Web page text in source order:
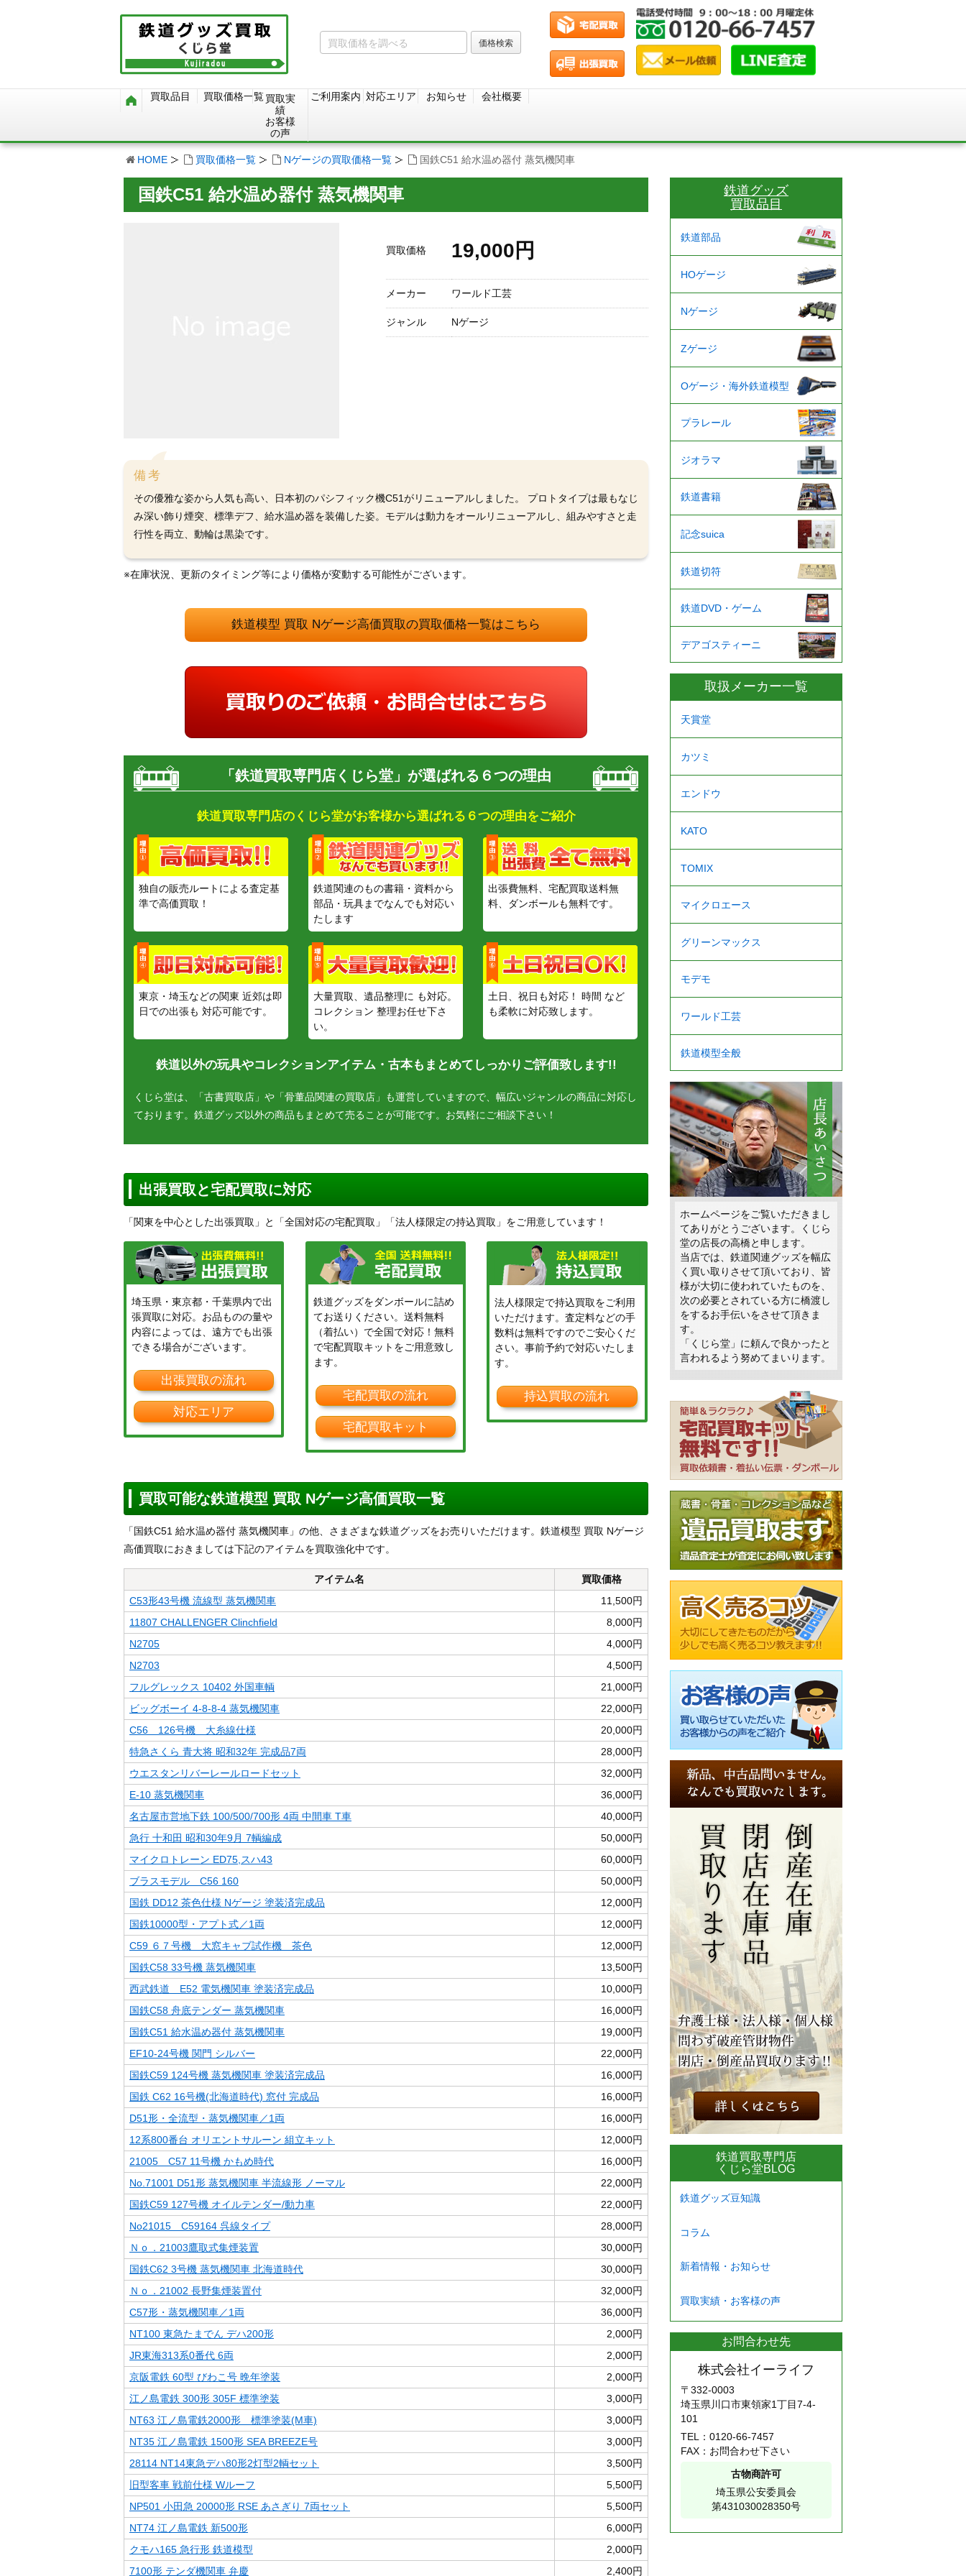
買取品目 買取価格一覧買取実
績
お客様
の声
ご利用案内 対応エリア お知らせ 会社概要
HOME 買取価格一覧 Nゲージの買取価格一覧 国鉄C51 給水温め器付 蒸気機関車
国鉄C51 給水温め器付 蒸気機関車
買取価格 19,000円
メーカー ワールド工芸
ジャンル Nゲージ
備考
その優雅な姿から人気も高い、日本初のパシフィック機C51がリニューアルしました。 プロトタイプは最もなじ
み深い飾り煙突、標準デフ、給水温め器を装備した姿。モデルは動力をオールリニューアルし、組みやすさと走
行性を両立、動輪は黒染です。
※在庫状況、更新のタイミング等により価格が変動する可能性がございます。
鉄道模型 買取 Nゲージ高価買取の買取価格一覧はこちら
「鉄道買取専門店くじら堂」が選ばれる６つの理由
鉄道買取専門店のくじら堂がお客様から選ばれる６つの理由をご紹介
独自の販売ルートによる査定基
準で高価買取！
鉄道関連のもの書籍・資料から
部品・玩具までなんでも対応い
たします
出張費無料、宅配買取送料無
料、ダンボールも無料です。
東京・埼玉などの関東 近郊は即
日での出張も 対応可能です。
大量買取、遺品整理に も対応。
コレクション 整理お任せ下さ
い。
土日、祝日も対応！ 時間 など
も柔軟に対応致します。
鉄道以外の玩具やコレクションアイテム・古本もまとめてしっかりご評価致します!!
くじら堂は、「古書買取店」や「骨董品関連の買取店」も運営していますので、幅広いジャンルの商品に対応し
ております。鉄道グッズ以外の商品もまとめて売ることが可能です。お気軽にご相談下さい！
出張買取と宅配買取に対応
「関東を中心とした出張買取」と「全国対応の宅配買取」「法人様限定の持込買取」をご用意しています！
埼玉県・東京都・千葉県内で出
張買取に対応。お品ものの量や
内容によっては、遠方でも出張
できる場合がございます。
出張買取の流れ
対応エリア
鉄道グッズをダンボールに詰め
てお送りください。送料無料
（着払い）で全国で対応！無料
で宅配買取キットをご用意致し
ます。
宅配買取の流れ
宅配買取キット
法人様限定で持込買取をご利用
いただけます。査定料などの手
数料は無料ですのでご安心くだ
さい。事前予約で対応いたしま
す。
持込買取の流れ
買取可能な鉄道模型 買取 Nゲージ高価買取一覧
「国鉄C51 給水温め器付 蒸気機関車」の他、さまざまな鉄道グッズをお売りいただけます。鉄道模型 買取 Nゲージ
高価買取におきましては下記のアイテムを買取強化中です。
アイテム名
買取価格
C53形43号機 流線型 蒸気機関車
11,500円
11807 CHALLENGER Clinchfield
8,000円
N2705
4,000円
N2703
4,500円
フルグレックス 10402 外国車輌
21,000円
ビッグボーイ 4-8-8-4 蒸気機関車
22,000円
C56 126号機 大糸線仕様
20,000円
特急さくら 青大将 昭和32年 完成品7両
28,000円
ウエスタンリバーレールロードセット
32,000円
E-10 蒸気機関車
36,000円
名古屋市営地下鉄 100/500/700形 4両 中間車 T車
40,000円
急行 十和田 昭和30年9月 7輌編成
50,000円
マイクロトレーン ED75,スハ43
60,000円
ブラスモデル C56 160
50,000円
国鉄 DD12 茶色仕様 Nゲージ 塗装済完成品
12,000円
国鉄10000型・アプト式／1両
12,000円
C59 ６７号機 大窓キャブ試作機 茶色
12,000円
国鉄C58 33号機 蒸気機関車
13,500円
西武鉄道 E52 電気機関車 塗装済完成品
10,000円
国鉄C58 舟底テンダー 蒸気機関車
16,000円
国鉄C51 給水温め器付 蒸気機関車
19,000円
EF10-24号機 関門 シルバー
22,000円
国鉄C59 124号機 蒸気機関車 塗装済完成品
16,000円
国鉄 C62 16号機(北海道時代) 窓付 完成品
16,000円
D51形・全流型・蒸気機関車／1両
16,000円
12系800番台 オリエントサルーン 組立キット
12,000円
21005 C57 11号機 かもめ時代
16,000円
No.71001 D51形 蒸気機関車 半流線形 ノーマル
22,000円
国鉄C59 127号機 オイルテンダー/動力車
22,000円
No21015 C59164 呉線タイプ
28,000円
Ｎｏ．21003鷹取式集煙装置
30,000円
国鉄C62 3号機 蒸気機関車 北海道時代
30,000円
Ｎｏ．21002 長野集煙装置付
32,000円
C57形・蒸気機関車／1両
36,000円
NT100 東急たまでん デハ200形
2,000円
JR東海313系0番代 6両
2,000円
京阪電鉄 60型 びわこ号 晩年塗装
2,000円
江ノ島電鉄 300形 305F 標準塗装
3,000円
NT63 江ノ島電鉄2000形 標準塗装(M車)
3,000円
NT35 江ノ島電鉄 1500形 SEA BREEZE号
3,000円
28114 NT14東急デハ80形2灯型2輌セット
3,500円
旧型客車 戦前仕様 Wルーフ
5,500円
NP501 小田急 20000形 RSE あさぎり 7両セット
5,500円
NT74 江ノ島電鉄 新500形
6,000円
クモハ165 急行形 鉄道模型
2,000円
7100形 テンダ機関車 弁慶
2,400円
鉄道グッズ
買取品目
鉄道部品
HOゲージ
Nゲージ
Zゲージ
Oゲージ・海外鉄道模型
プラレール
ジオラマ
鉄道書籍
記念suica
鉄道切符
鉄道DVD・ゲーム
デアゴスティーニ
取扱メーカー一覧
天賞堂
カツミ
エンドウ
KATO
TOMIX
マイクロエース
グリーンマックス
モデモ
ワールド工芸
鉄道模型全般
ホームページをご覧いただきまし
てありがとうございます。くじら
堂の店長の高橋と申します。
当店では、鉄道関連グッズを幅広
く買い取りさせて頂いており、皆
様が大切に使われていたものを、
次の必要とされている方に橋渡し
をするお手伝いをさせて頂きま
す。
「くじら堂」に頼んで良かったと
言われるよう努めてまいります。
鉄道買取専門店
くじら堂BLOG
鉄道グッズ豆知識
コラム
新着情報・お知らせ
買取実績・お客様の声
お問合わせ先
株式会社イーライフ
〒332-0003
埼玉県川口市東領家1丁目7-4-
101
TEL： 0120-66-7457
FAX：お問合わせ下さい
古物商許可
埼玉県公安委員会
第431030028350号